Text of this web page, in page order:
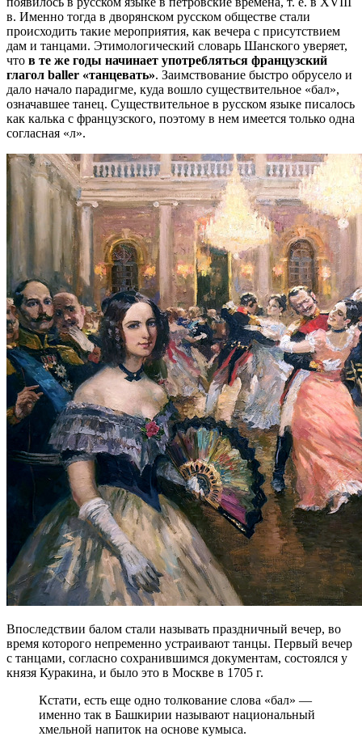
в. Именно тогда в дворянском русском обществе стали
происходить такие мероприятия, как вечера с присутствием
дам и танцами. Этимологический словарь Шанского уверяет,
что в те же годы начинает употребляться французский
глагол baller «танцевать». Заимствование быстро обрусело и
дало начало парадигме, куда вошло существительное «бал»,
означавшее танец. Существительное в русском языке писалось
как калька с французского, поэтому в нем имеется только одна
согласная «л».
Впоследствии балом стали называть праздничный вечер, во
время которого непременно устраивают танцы. Первый вечер
с танцами, согласно сохранившимся документам, состоялся у
князя Куракина, и было это в Москве в 1705 г.
Кстати, есть еще одно толкование слова «бал» —
именно так в Башкирии называют национальный
хмельной напиток на основе кумыса.